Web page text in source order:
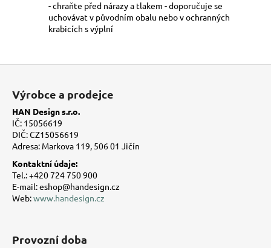
- chraňte před nárazy a tlakem - doporučuje se
uchovávat v původním obalu nebo v ochranných
krabicích s výplní
Výrobce a prodejce
HAN Design s.r.o.
IČ: 15056619
DIČ: CZ15056619
Adresa: Markova 119, 506 01 Jičín
Kontaktní údaje:
Tel.: +420 724 750 900
E-mail: eshop@handesign.cz
Web:www.handesign.cz
Provozní doba